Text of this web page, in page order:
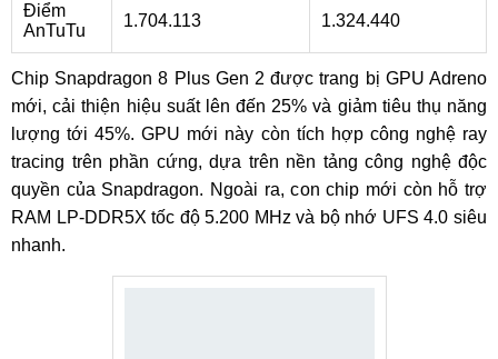
Điểm
AnTuTu
1.704.113 1.324.440
Chip Snapdragon 8 Plus Gen 2 được trang bị GPU Adreno
mới, cải thiện hiệu suất lên đến 25% và giảm tiêu thụ năng
lượng tới 45%. GPU mới này còn tích hợp công nghệ ray
tracing trên phần cứng, dựa trên nền tảng công nghệ độc
quyền của Snapdragon. Ngoài ra, con chip mới còn hỗ trợ
RAM LP-DDR5X tốc độ 5.200 MHz và bộ nhớ UFS 4.0 siêu
nhanh.